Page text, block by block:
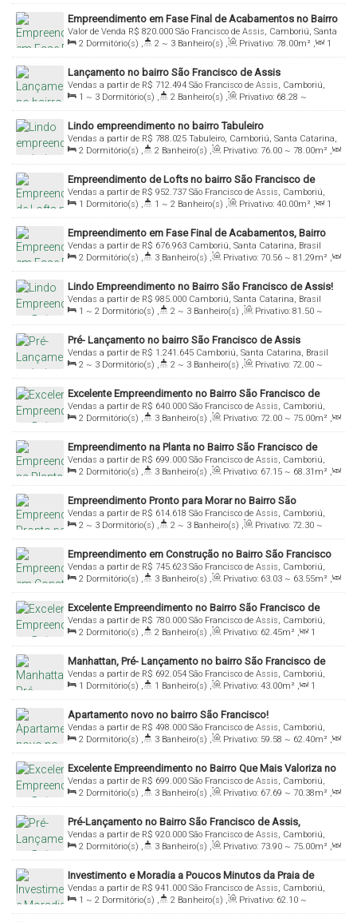
67.13m² , 1 Sala(s) , 1 ~ 2 Suíte(s) , 1 Vaga(s)
Empreendimento em Fase Final de Acabamentos no Bairro
São Francisco de Assis
R$ 820.000
Valor de Venda
São Francisco de Assis, Camboriú, Santa
Catarina, Brasil
2 Dormitório(s) , 2 ~ 3 Banheiro(s) , Privativo: 78.00m² ,
1
Sala(s) , 2 Suíte(s) , 1 ~ 2 Vaga(s)
Lançamento no bairro São Francisco de Assis
R$ 712.494
Vendas a partir de
São Francisco de Assis, Camboriú,
Santa Catarina, Brasil
1 ~ 3 Dormitório(s) , 2 Banheiro(s) , Privativo: 68.28 ~
118.22m² , 1 Sala(s) , 1 Suíte(s) , 1 ~ 2 Vaga(s)
Lindo empreendimento no bairro Tabuleiro
R$ 788.025
Vendas a partir de
Tabuleiro, Camboriú, Santa Catarina,
Brasil
2 Dormitório(s) , 2 Banheiro(s) , Privativo: 76.00 ~ 78.00m² ,
1 Sala(s) , 1 Suíte(s) , 1 Vaga(s)
Empreendimento de Lofts no bairro São Francisco de
Assis!
R$ 952.737
Vendas a partir de
São Francisco de Assis, Camboriú,
Santa Catarina, Brasil
1 Dormitório(s) , 1 ~ 2 Banheiro(s) , Privativo: 40.00m² ,
1
Sala(s) , 1 Vaga(s)
Empreendimento em Fase Final de Acabamentos, Bairro
São Francisco de Assis
R$ 676.963
Vendas a partir de
Camboriú, Santa Catarina, Brasil
2 Dormitório(s) , 3 Banheiro(s) , Privativo: 70.56 ~ 81 .29m² ,
1 Sala(s) , 2 Suíte(s) , 1 Vaga(s)
Lindo Empreendimento no Bairro São Francisco de Assis!
R$ 985.000
Vendas a partir de
Camboriú, Santa Catarina, Brasil
1 ~ 2 Dormitório(s) , 2 ~ 3 Banheiro(s) , Privativo: 81 .50 ~
92.00m² , 1 Sala(s) , 1 ~ 2 Suíte(s) , 2 Vaga(s)
Pré- Lançamento no bairro São Francisco de Assis
R$ 1.241.645
Vendas a partir de
Camboriú, Santa Catarina, Brasil
2 ~ 3 Dormitório(s) , 2 ~ 3 Banheiro(s) , Privativo: 72.00 ~
85.00m² , 1 Sala(s) , 1 Suíte(s) , 1 ~ 2 Vaga(s)
Excelente Empreendimento no Bairro São Francisco de
Assis!
R$ 640.000
Vendas a partir de
São Francisco de Assis, Camboriú,
Santa Catarina, Brasil
2 Dormitório(s) , 3 Banheiro(s) , Privativo: 72.00 ~ 75.00m² ,
1 Sala(s) , 2 Suíte(s) , 1 Vaga(s)
Empreendimento na Planta no Bairro São Francisco de
Assis!
R$ 699.000
Vendas a partir de
São Francisco de Assis, Camboriú,
Santa Catarina, Brasil
2 Dormitório(s) , 3 Banheiro(s) , Privativo: 67.15 ~ 68.31 m² ,
1 Sala(s) , 2 Suíte(s) , 1 Vaga(s)
Empreendimento Pronto para Morar no Bairro São
Francisco de Assis!
R$ 614.618
Vendas a partir de
São Francisco de Assis, Camboriú,
Santa Catarina, Brasil
2 ~ 3 Dormitório(s) , 2 ~ 3 Banheiro(s) , Privativo: 72.30 ~
86.30m² , 1 Sala(s) , 1 ~ 2 Suíte(s) , 1 ~ 2 Vaga(s)
Empreendimento em Construção no Bairro São Francisco
de Assis, Loteamento Terras Altas
R$ 745.623
Vendas a partir de
São Francisco de Assis, Camboriú,
Santa Catarina, Brasil
2 Dormitório(s) , 3 Banheiro(s) , Privativo: 63.03 ~ 63.55m² ,
1 Sala(s) , 2 Suíte(s) , 1 Vaga(s)
Excelente Empreendimento no Bairro São Francisco de
Assis, Pouco Minutos de Balneário Camboriú!
R$ 780.000
Vendas a partir de
São Francisco de Assis, Camboriú,
Santa Catarina, Brasil
2 Dormitório(s) , 2 Banheiro(s) , Privativo: 62.45m² ,
1
Sala(s) , 1 Suíte(s) , 1 Vaga(s)
Manhattan, Pré- Lançamento no bairro São Francisco de
Assis!
R$ 692.054
Vendas a partir de
São Francisco de Assis, Camboriú,
Santa Catarina, Brasil
1 Dormitório(s) , 1 Banheiro(s) , Privativo: 43.00m² ,
1
Sala(s) , 1 Suíte(s) , 1 Vaga(s)
Apartamento novo no bairro São Francisco!
R$ 498.000
Vendas a partir de
São Francisco de Assis, Camboriú,
Santa Catarina, Brasil
2 Dormitório(s) , 3 Banheiro(s) , Privativo: 59.58 ~ 62.40m² ,
1 Sala(s) , 2 Suíte(s) , 1 Vaga(s)
Excelente Empreendimento no Bairro Que Mais Valoriza no
Bairro São Francisco de Assis!
R$ 699.000
Vendas a partir de
São Francisco de Assis, Camboriú,
Santa Catarina, Brasil
2 Dormitório(s) , 3 Banheiro(s) , Privativo: 67.69 ~ 70.38m² ,
1 Sala(s) , 2 Suíte(s) , 1 Vaga(s)
Pré-Lançamento no Bairro São Francisco de Assis,
Camboriú!
R$ 920.000
Vendas a partir de
São Francisco de Assis, Camboriú,
Santa Catarina, Brasil
2 Dormitório(s) , 3 Banheiro(s) , Privativo: 73.90 ~ 75.00m² ,
1 Sala(s) , 2 Suíte(s) , 1 Vaga(s)
Investimento e Moradia a Poucos Minutos da Praia de
Balneário Camboriú!
R$ 941.000
Vendas a partir de
São Francisco de Assis, Camboriú,
Santa Catarina, Brasil
1 ~ 2 Dormitório(s) , 2 Banheiro(s) , Privativo: 62.10 ~
92.00m² , 1 Sala(s) , 1 ~ 2 Suíte(s) , 1 Vaga(s)